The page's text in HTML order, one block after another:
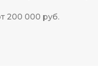
200 000 руб.